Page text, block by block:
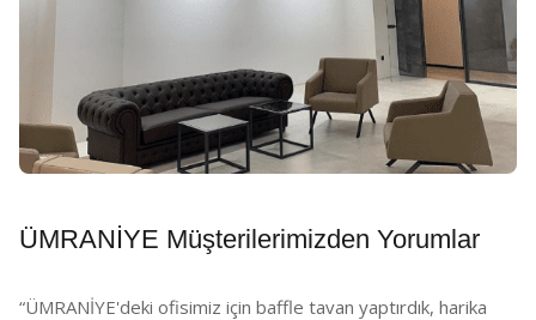
ÜMRANİYE Müşterilerimizden Yorumlar
“ÜMRANİYE'deki ofisimiz için baffle tavan yaptırdık, harika